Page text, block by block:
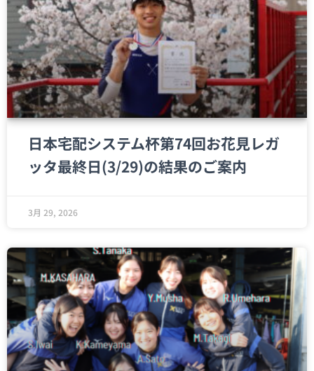
日本宅配システム杯第74回お花見レガ
ッタ最終日(3/29)の結果のご案内
3月 29, 2026